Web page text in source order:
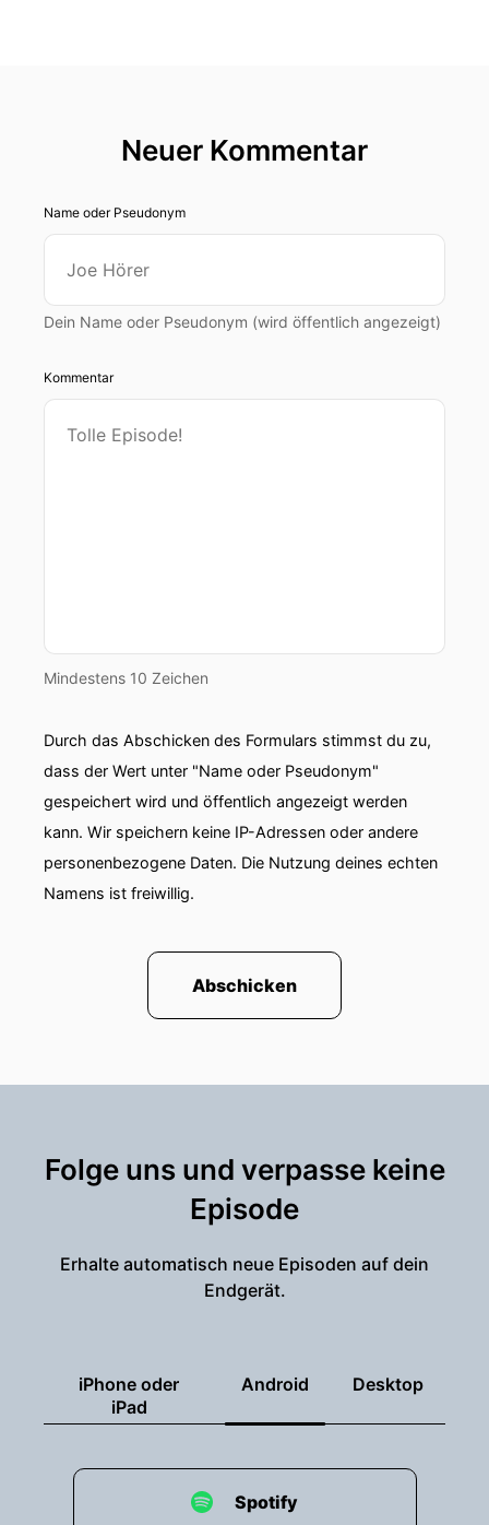
Neuer Kommentar
Name oder Pseudonym
Dein Name oder Pseudonym (wird öffentlich angezeigt)
Kommentar
Mindestens 10 Zeichen
Durch das Abschicken des Formulars stimmst du zu,
dass der Wert unter "Name oder Pseudonym"
gespeichert wird und öffentlich angezeigt werden
kann. Wir speichern keine IP-Adressen oder andere
personenbezogene Daten. Die Nutzung deines echten
Namens ist freiwillig.
Abschicken
Folge uns und verpasse keine
Episode
Erhalte automatisch neue Episoden auf dein
Endgerät.
iPhone oder
iPad
Android Desktop
Spotify